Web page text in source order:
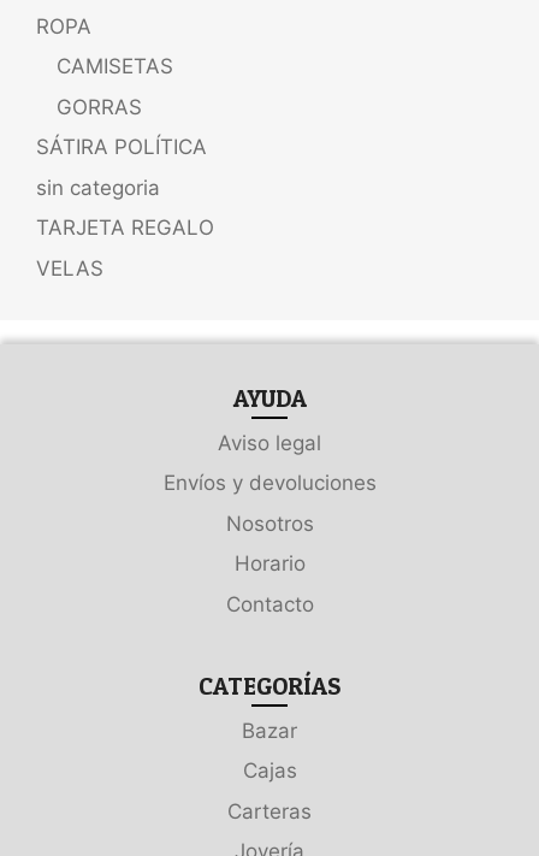
ROPA
CAMISETAS
GORRAS
SÁTIRA POLÍTICA
sin categoria
TARJETA REGALO
VELAS
AYUDA
Aviso legal
Envíos y devoluciones
Nosotros
Horario
Contacto
CATEGORÍAS
Bazar
Cajas
Carteras